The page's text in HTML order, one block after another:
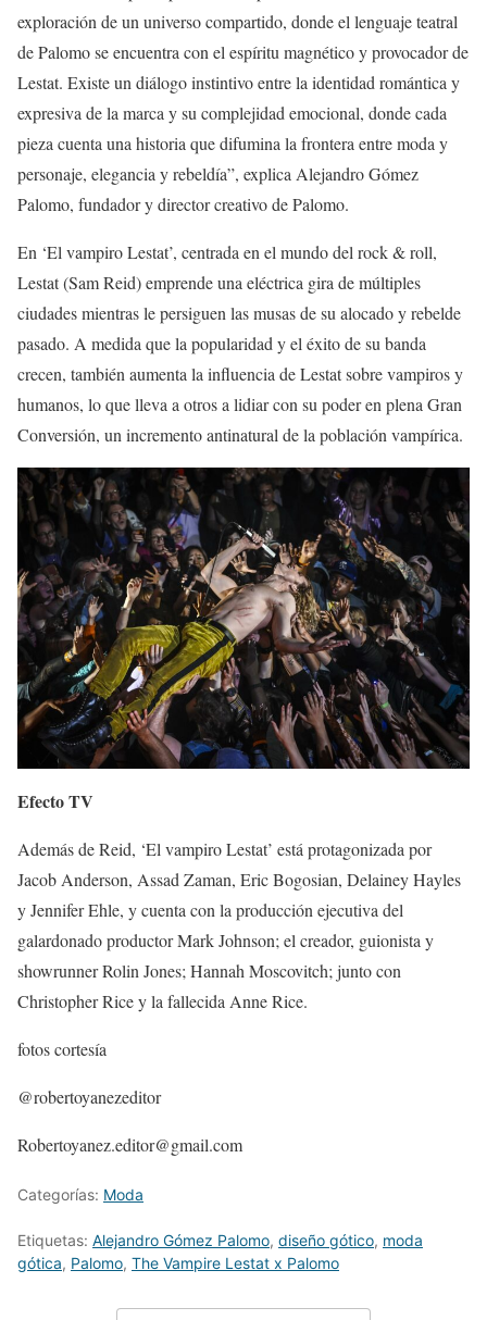
exploración de un universo compartido, donde el lenguaje teatral
de Palomo se encuentra con el espíritu magnético y provocador de
Lestat. Existe un diálogo instintivo entre la identidad romántica y
expresiva de la marca y su complejidad emocional, donde cada
pieza cuenta una historia que difumina la frontera entre moda y
personaje, elegancia y rebeldía”, explica Alejandro Gómez
Palomo, fundador y director creativo de Palomo.
En ‘El vampiro Lestat’, centrada en el mundo del rock & roll,
Lestat (Sam Reid) emprende una eléctrica gira de múltiples
ciudades mientras le persiguen las musas de su alocado y rebelde
pasado. A medida que la popularidad y el éxito de su banda
crecen, también aumenta la influencia de Lestat sobre vampiros y
humanos, lo que lleva a otros a lidiar con su poder en plena Gran
Conversión, un incremento antinatural de la población vampírica.
Efecto TV
Además de Reid, ‘El vampiro Lestat’ está protagonizada por
Jacob Anderson, Assad Zaman, Eric Bogosian, Delainey Hayles
y Jennifer Ehle, y cuenta con la producción ejecutiva del
galardonado productor Mark Johnson; el creador, guionista y
showrunner Rolin Jones; Hannah Moscovitch; junto con
Christopher Rice y la fallecida Anne Rice.
fotos cortesía
@robertoyanezeditor
Robertoyanez.editor@gmail.com
Categorías: Moda
Etiquetas: Alejandro Gómez Palomo, diseño gótico, moda
gótica, Palomo, The Vampire Lestat x Palomo